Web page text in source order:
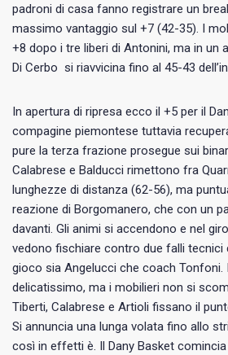
padroni di casa fanno registrare un
massimo vantaggio sul +7 (42-35). I
+8 dopo i tre liberi di Antonini, ma in un
Di Cerbo si riavvicina fino al 45-43
In apertura di ripresa ecco il +5 per il
compagine piemontese tuttavia
pure la terza frazione prosegue sui
Calabrese e Balducci rimettono fra
lunghezze di distanza (62-56), ma
reazione di Borgomanero, che con un
davanti. Gli animi si accendono e nel
vedono fischiare contro due falli
gioco sia Angelucci che coach Tonfoni.
delicatissimo, ma i mobilieri non si
Tiberti, Calabrese e Artioli fissano il
Si annuncia una lunga volata fino allo
così in effetti è. Il Dany Basket